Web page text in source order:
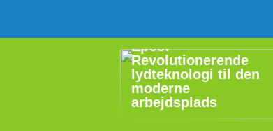
Epos:
Revolutionerende
lydteknologi til den
moderne
arbejdsplads